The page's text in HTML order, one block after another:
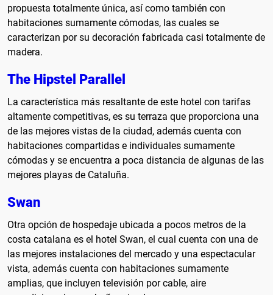
propuesta totalmente única, así como también con
habitaciones sumamente cómodas, las cuales se
caracterizan por su decoración fabricada casi totalmente de
madera.
The Hipstel Parallel
La característica más resaltante de este hotel con tarifas
altamente competitivas, es su terraza que proporciona una
de las mejores vistas de la ciudad, además cuenta con
habitaciones compartidas e individuales sumamente
cómodas y se encuentra a poca distancia de algunas de las
mejores playas de Cataluña.
Swan
Otra opción de hospedaje ubicada a pocos metros de la
costa catalana es el hotel Swan, el cual cuenta con una de
las mejores instalaciones del mercado y una espectacular
vista, además cuenta con habitaciones sumamente
amplias, que incluyen televisión por cable, aire